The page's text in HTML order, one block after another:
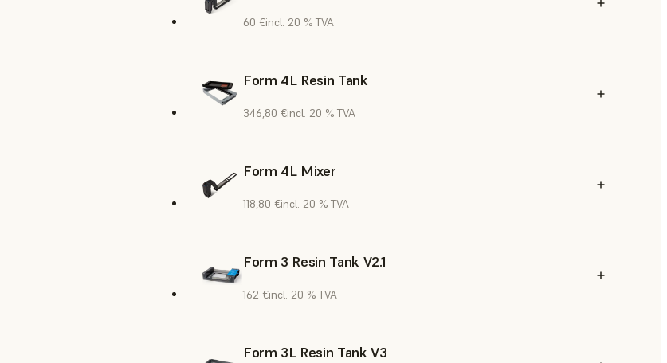
60 €incl. 20 % TVA
Form 4L Resin Tank
346,80 €incl. 20 % TVA
Form 4L Mixer
118,80 €incl. 20 % TVA
Form 3 Resin Tank V2.1
162 €incl. 20 % TVA
Form 3L Resin Tank V3